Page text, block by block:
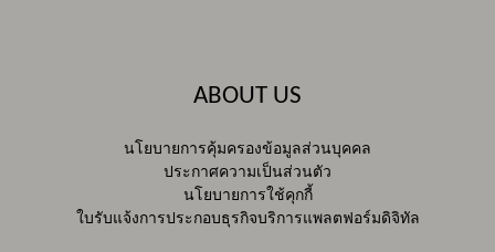
ABOUT US
นโยบายการคุ้มครองข้อมูลส่วนบุคคล
ประกาศความเป็นส่วนตัว
นโยบายการใช้คุกกี้
ใบรับแจ้งการประกอบธุรกิจบริการแพลตฟอร์มดิจิทัล